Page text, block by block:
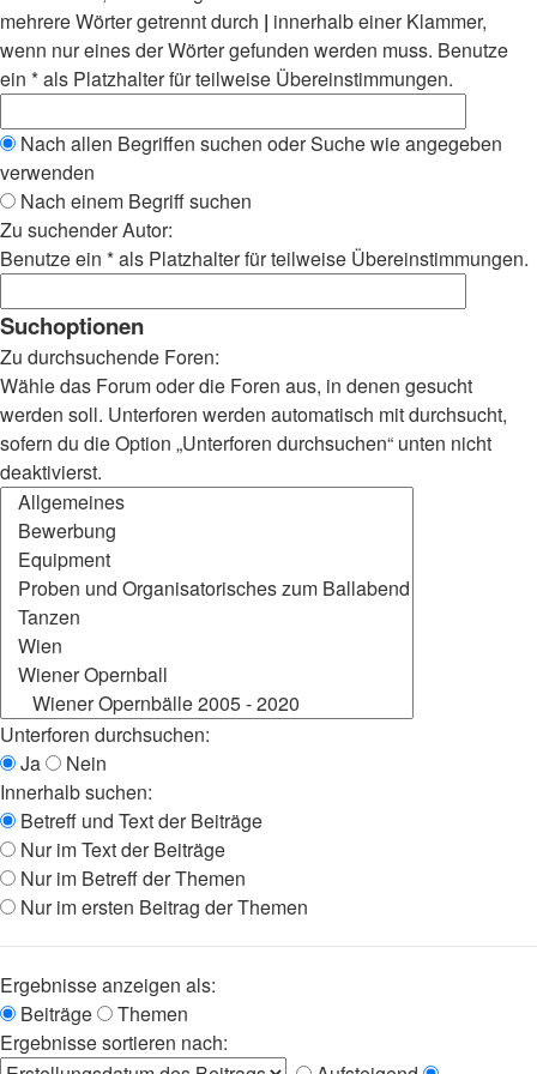
mehrere Wörter getrennt durch | innerhalb einer Klammer,
wenn nur eines der Wörter gefunden werden muss. Benutze
ein * als Platzhalter für teilweise Übereinstimmungen.
Nach allen Begriffen suchen oder Suche wie angegeben
verwenden
Nach einem Begriff suchen
Zu suchender Autor:
Benutze ein * als Platzhalter für teilweise Übereinstimmungen.
Suchoptionen
Zu durchsuchende Foren:
Wähle das Forum oder die Foren aus, in denen gesucht
werden soll. Unterforen werden automatisch mit durchsucht,
sofern du die Option „Unterforen durchsuchen“ unten nicht
deaktivierst.
Unterforen durchsuchen:
Ja
Nein
Innerhalb suchen:
Betreff und Text der Beiträge
Nur im Text der Beiträge
Nur im Betreff der Themen
Nur im ersten Beitrag der Themen
Ergebnisse anzeigen als:
Beiträge
Themen
Ergebnisse sortieren nach: